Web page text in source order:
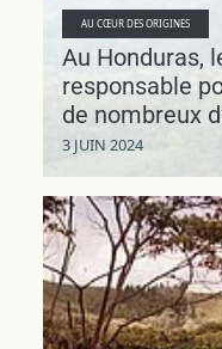
AU CŒUR DES ORIGINES
Au Honduras,
responsable
de nombreux
3 JUIN 2024